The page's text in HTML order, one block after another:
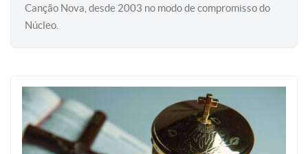
Canção Nova, desde 2003 no modo de compromisso do
Núcleo.